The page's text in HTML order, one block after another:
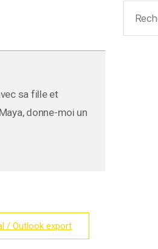
sa fille et
donne-moi un
/ Outlook export